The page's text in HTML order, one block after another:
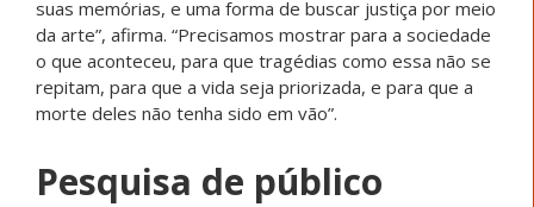
suas memórias, e uma forma de buscar justiça por meio
da arte”, afirma. “Precisamos mostrar para a sociedade
o que aconteceu, para que tragédias como essa não se
repitam, para que a vida seja priorizada, e para que a
morte deles não tenha sido em vão”.
Pesquisa de público